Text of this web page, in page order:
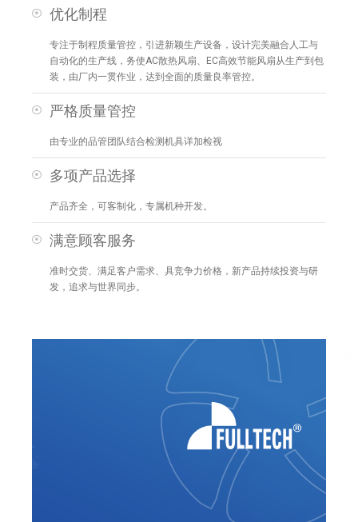
优化制程
专注于制程质量管控，引进新颖生产设备，设计完美融合人工与
自动化的生产线，务使AC散热风扇、EC高效节能风扇从生产到包
装，由厂内一贯作业，达到全面的质量良率管控。
严格质量管控
由专业的品管团队结合检测机具详加检视
多项产品选择
产品齐全，可客制化，专属机种开发。
满意顾客服务
准时交货、满足客户需求、具竞争力价格，新产品持续投资与研
发，追求与世界同步。